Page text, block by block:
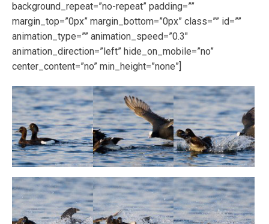
background_repeat=”no-repeat” padding=””
margin_top=”0px” margin_bottom=”0px” class=”” id=””
animation_type=”” animation_speed=”0.3″
animation_direction=”left” hide_on_mobile=”no”
center_content=”no” min_height=”none”]